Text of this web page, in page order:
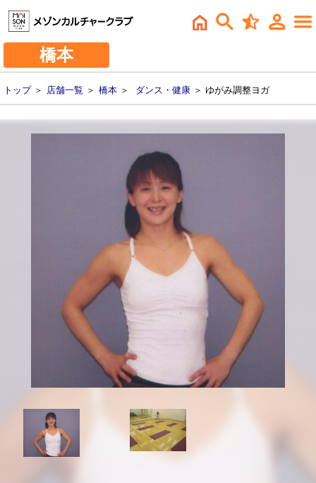
橋本
トップ＞ 店舗一覧 ＞ 橋本 ＞ ダンス・健康 ＞ ゆがみ調整ヨガ